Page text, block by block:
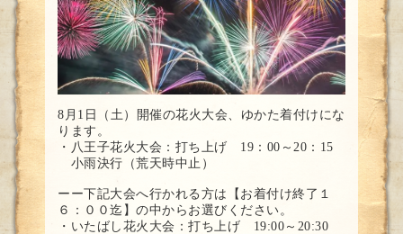
8月1日（土）開催の花火大会、ゆかた着付けにな
ります。
・八王子花火大会：打ち上げ 19：00～20：15
小雨決行（荒天時中止）
ーー下記大会へ行かれる方は【お着付け終了１
６：００迄】の中からお選びください。
・いたばし花火大会：打ち上げ 19:00～20:30